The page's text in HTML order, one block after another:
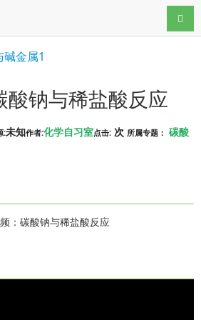
导航
碱金属1
酸钠与稀盐酸反应
:未知作者:化学自习室点击: 次 所属专题： 碳酸
：碳酸钠与稀盐酸反应